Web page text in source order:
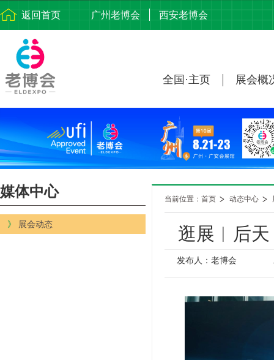
返回首页 广州老博会 西安老博会
全国·主页 展会概
媒体中心
》 展会动态
当前位置：首页 动态中心
逛展︱后
发布人：老博会